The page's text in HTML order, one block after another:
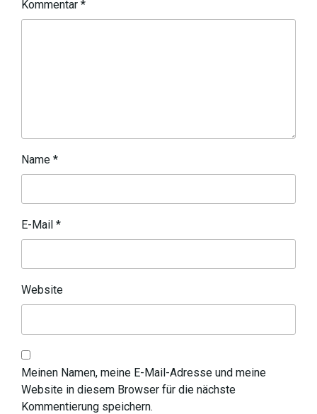
Kommentar *
Name *
E-Mail *
Website
Meinen Namen, meine E-Mail-Adresse und meine
Website in diesem Browser für die nächste
Kommentierung speichern.